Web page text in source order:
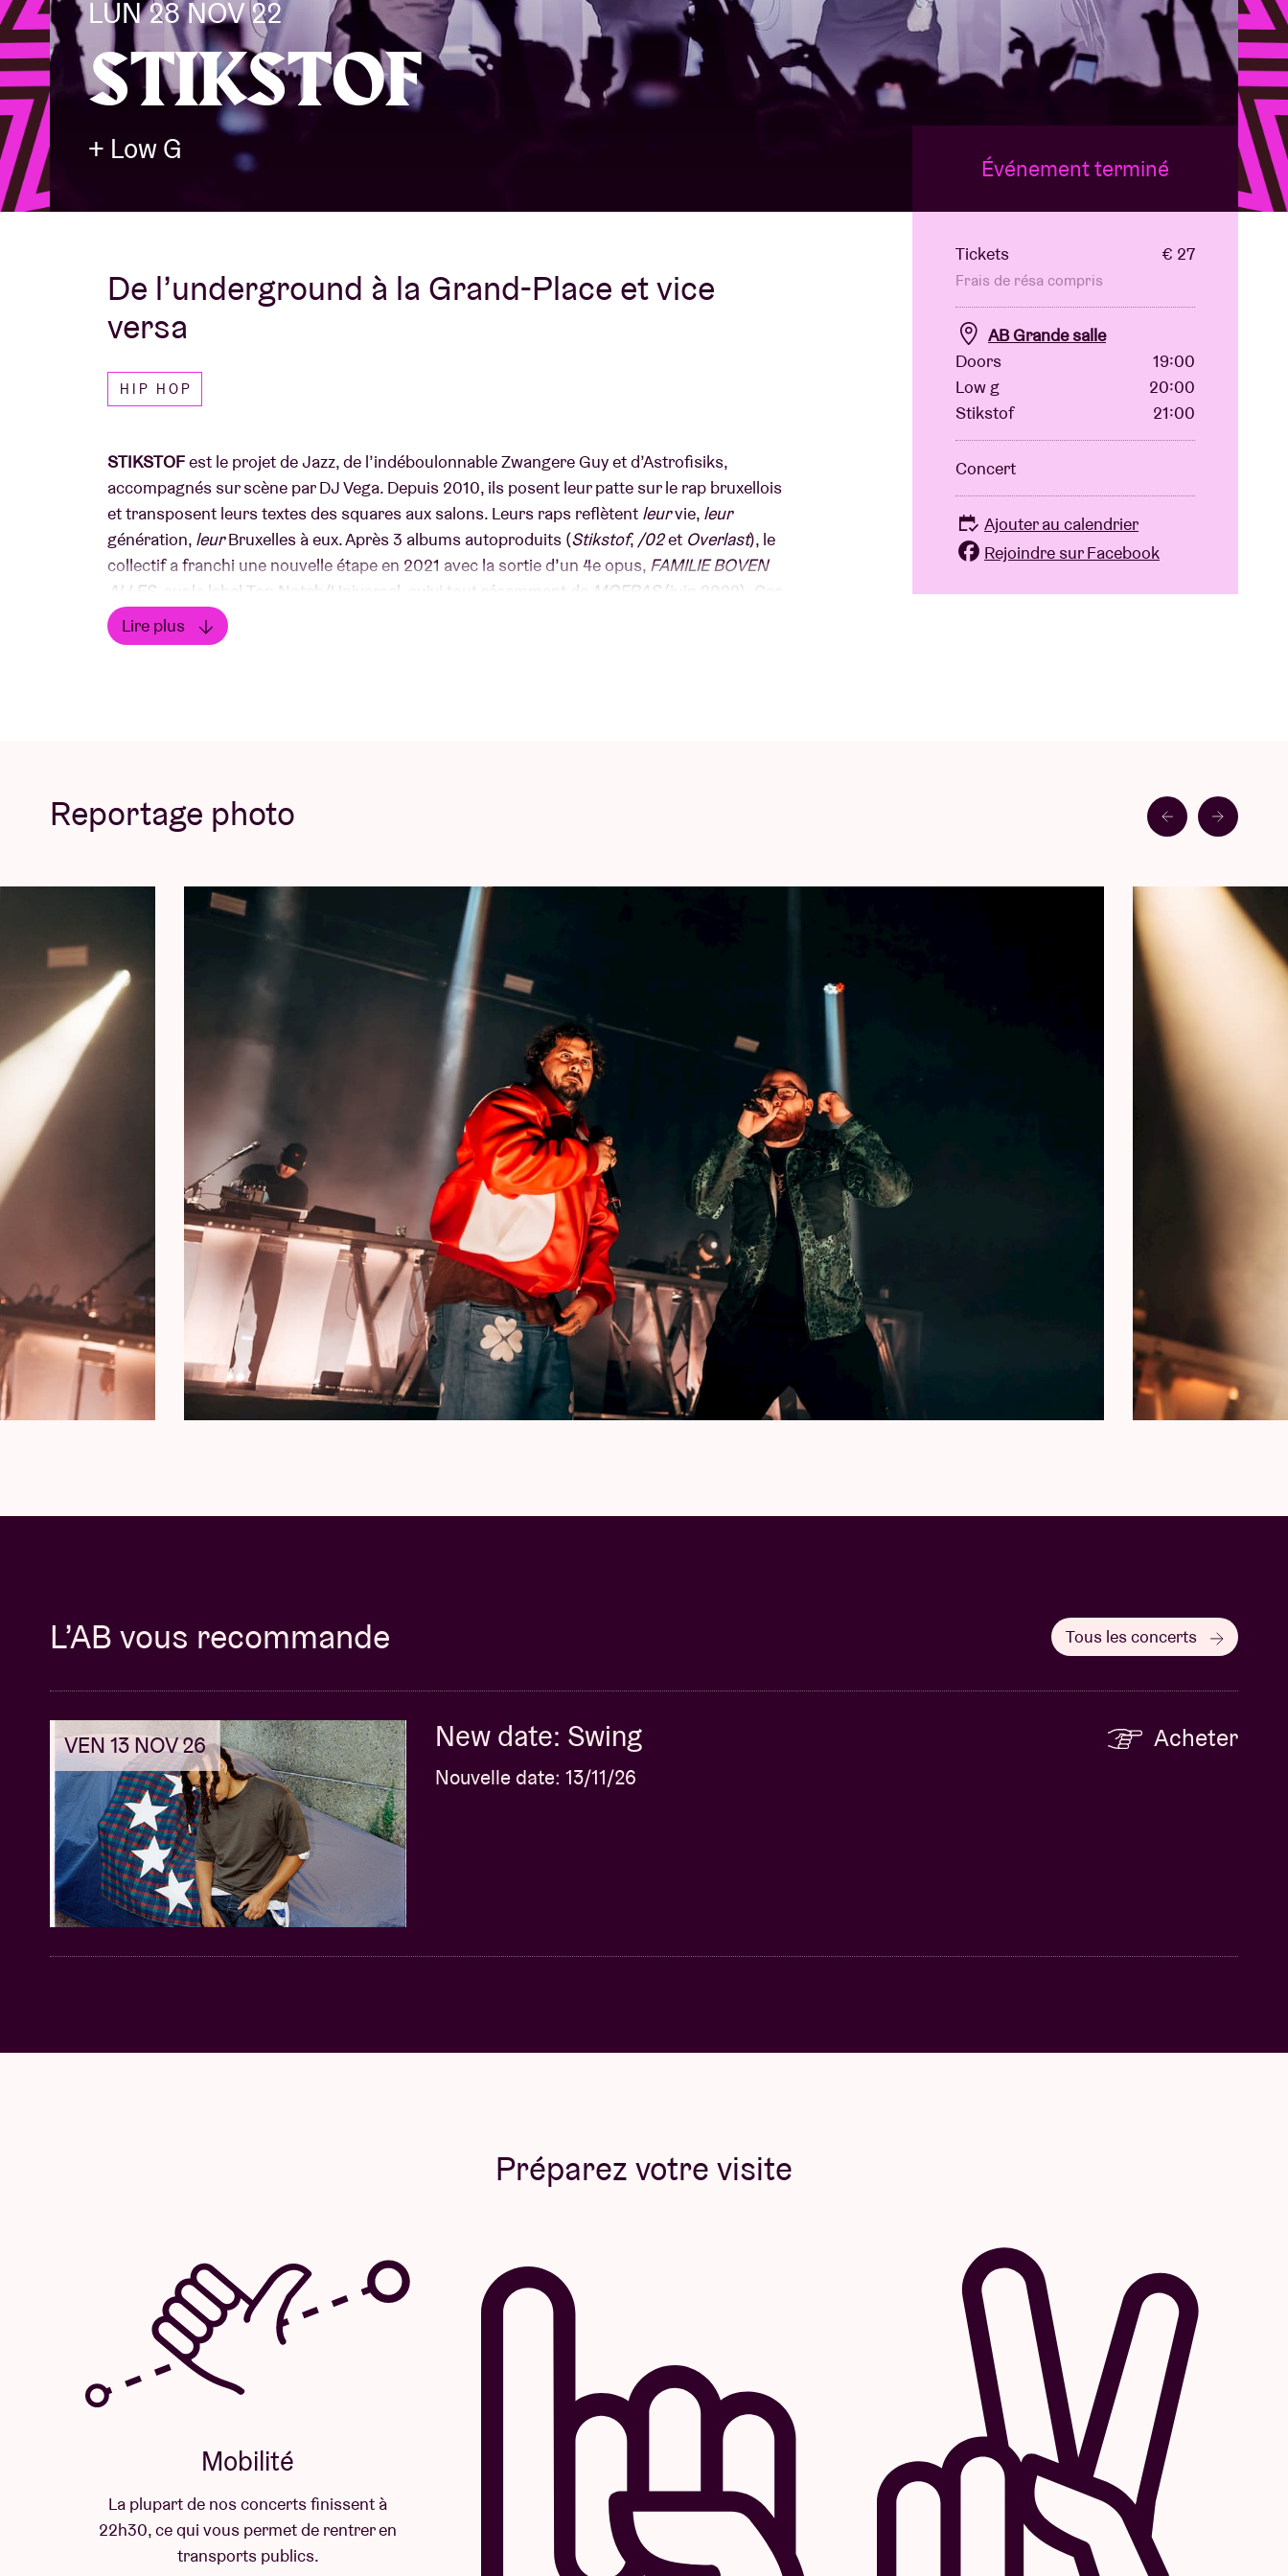
Infos visiteurs
AB ❤ you
À propos de l'AB
LUN 28 NOV 22
STIKSTOF
+ Low G
De l’underground à la Grand-Place et vice
versa
HIP HOP
STIKSTOFest le projet de Jazz, de l’indéboulonnable Zwangere Guy et d’Astrofisiks,
accompagnés sur scène par DJ Vega. Depuis 2010, ils posent leur patte sur le rap bruxellois
et transposent leurs textes des squares aux salons. Leurs raps reflètent leurvie, leur
génération, leurBruxelles à eux. Après 3 albums autoproduits (Stikstof, /02et Overlast), le
collectif a franchi une nouvelle étape en 2021 avec la sortie d’un 4e opus, FAMILIE BOVEN
ALLES, sur le label Top Notch/Universal, suivi tout récemment de MOERAS (juin 2022). Ces
albums suintent, par tous leurs pores, le meilleur et le pire de la capitale : une réalité brute,
revêche et sombre, mais aussi sardonique, un poil ironique, et avec un charmant penchant
Concert Picture © Karel Uyttendaele
Lire plus
Événement terminé
Tickets € 27
Frais de résa compris
AB Grande salle
Doors
19:00
Low g
20:00
Stikstof
21:00
Concert
Ajouter au calendrier
Rejoindre sur Facebook
Reportage photo
L’AB vous recommande Tous les concerts
VEN 13 NOV 26 New date: Swing
Nouvelle date: 13/11/26
Acheter
Préparez votre visite
Mobilité
La plupart de nos concerts finissent à
22h30, ce qui vous permet de rentrer en
transports publics.